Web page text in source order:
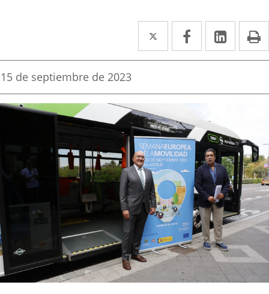
Twitter
Enlace
a
aplicación
externa.
Facebook
Enlace
a
aplicación
Enlace
a
Fecha
la
noticia
15 de septiembre de 2023